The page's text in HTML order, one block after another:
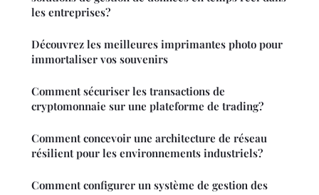
les entreprises?
Découvrez les meilleures imprimantes photo pour
immortaliser vos souvenirs
Comment sécuriser les transactions de
cryptomonnaie sur une plateforme de trading?
Comment concevoir une architecture de réseau
résilient pour les environnements industriels?
Comment configurer un système de gestion des